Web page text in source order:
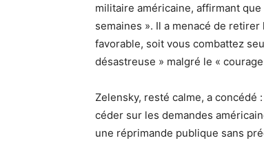
militaire américaine, affirmant
semaines ». Il a menacé de
favorable, soit vous combattez
désastreuse » malgré le «
Zelensky, resté calme, a concédé
céder sur les demandes
une réprimande publique sans